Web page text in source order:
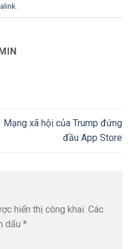
.
Mạng xã hội của Trump đứng
đầu App Store
hiển thị công khai. Các
dấu *